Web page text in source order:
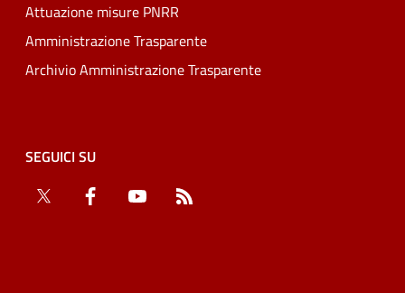
Attuazione misure PNRR
Amministrazione Trasparente
Archivio Amministrazione Trasparente
SEGUICI SU
Twitter
Facebook YouTube